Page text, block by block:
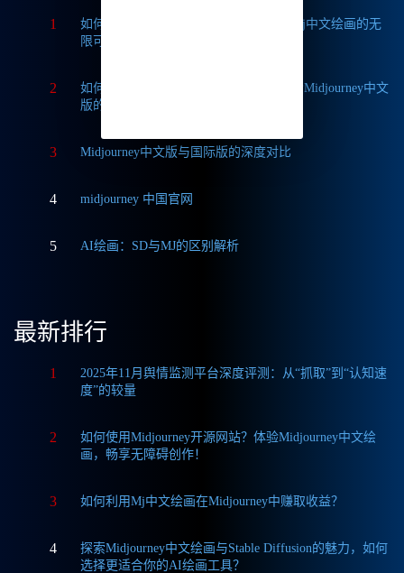
1
如何获取Midjourney破解版免费？探索Mj中文绘画的无
限可能
2
如何轻松实现Midjourney本地部署？探索Midjourney中文
版的无限可能
3 Midjourney中文版与国际版的深度对比
4 midjourney 中国官网
5 AI绘画：SD与MJ的区别解析
最新排行
1
2025年11月舆情监测平台深度评测：从“抓取”到“认知速
度”的较量
2
如何使用Midjourney开源网站？体验Midjourney中文绘
画，畅享无障碍创作！
3 如何利用Mj中文绘画在Midjourney中赚取收益？
4
探索Midjourney中文绘画与Stable Diffusion的魅力，如何
选择更适合你的AI绘画工具？